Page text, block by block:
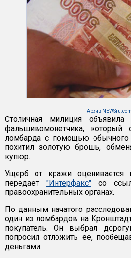
Архив NEWSru.com
Столичная милиция
фальшивомонетчика, который
ломбарда с помощью обычного
похитил золотую брошь,
купюр.
Ущерб от кражи оценивается
передает "Интерфакс"со
правоохранительных органах.
По данным начатого
один из ломбардов на
покупатель. Он выбрал
попросил отложить ее,
деньгами.